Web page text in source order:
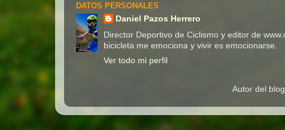
DATOS PERSONALES
Daniel Pazos Herrero
Director Deportivo de Ciclismo y editor de
bicicleta me emociona y vivir es emocionarse.
Ver todo mi perfil
Autor del